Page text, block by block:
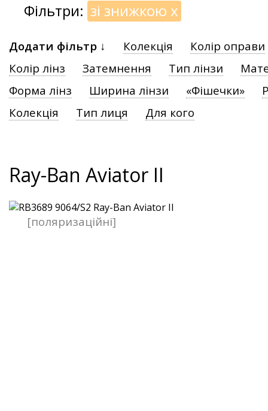
Фільтри: зі знижкою x
Додати фільтр ↓ Колекція
Колір оправи
Колір лінз
Затемнення Тип лінзи
Форма лінз
Ширина лінзи «Фішечки»
Колекція
Тип лиця Для кого
Ray-Ban Aviator II
[поляризаційні]